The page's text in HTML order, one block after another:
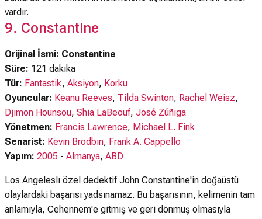
vardır.
9. Constantine
Orijinal İsmi: Constantine
Süre: 121 dakika
Tür: Fantastik, Aksiyon, Korku
Oyuncular: Keanu Reeves, Tilda Swinton, Rachel Weisz,
Djimon Hounsou, Shia LaBeouf, José Zúñiga
Yönetmen: Francis Lawrence, Michael L. Fink
Senarist: Kevin Brodbin, Frank A. Cappello
Yapım: 2005 - Almanya, ABD
Los Angeleslı özel dedektif John Constantine'in doğaüstü
olaylardaki başarısı yadsınamaz. Bu başarısının, kelimenin tam
anlamıyla, Cehennem'e gitmiş ve geri dönmüş olmasıyla